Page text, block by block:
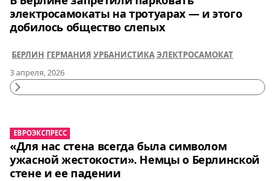
электросамокаты на тротуарах — и этого
добилось общество слепых
БЕРЛИН ГЕРМАНИЯ УРБАНИСТИКАЭЛЕКТРОСАМОКАТ
3 апреля, 2026
Continue
ЕВРОЭКСПРЕСС
«Для нас стена всегда была символом
ужасной жестокости». Немцы о Берлинской
стене и ее падении